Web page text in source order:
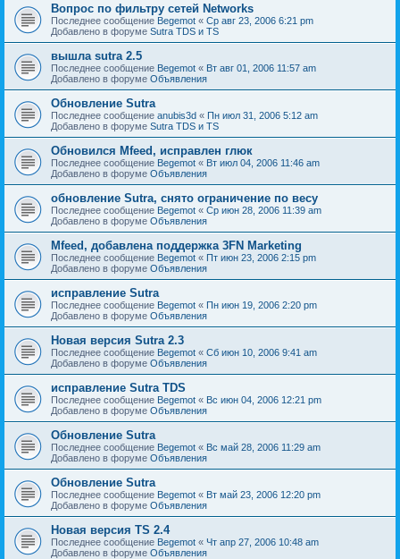
Вопрос по фильтру сетей Networks
Последнее сообщение Begemot « Ср авг 23, 2006 6:21 pm
Добавлено в форуме Sutra TDS и TS
вышла sutra 2.5
Последнее сообщение Begemot « Вт авг 01, 2006 11:57 am
Добавлено в форуме Объявления
Обновление Sutra
Последнее сообщение anubis3d « Пн июл 31, 2006 5:12 am
Добавлено в форуме Sutra TDS и TS
Обновился Mfeed, исправлен глюк
Последнее сообщение Begemot « Вт июл 04, 2006 11:46 am
Добавлено в форуме Объявления
обновление Sutra, снято ограничение по весу
Последнее сообщение Begemot « Ср июн 28, 2006 11:39 am
Добавлено в форуме Объявления
Mfeed, добавлена поддержка 3FN Marketing
Последнее сообщение Begemot « Пт июн 23, 2006 2:15 pm
Добавлено в форуме Объявления
исправление Sutra
Последнее сообщение Begemot « Пн июн 19, 2006 2:20 pm
Добавлено в форуме Объявления
Новая версия Sutra 2.3
Последнее сообщение Begemot « Сб июн 10, 2006 9:41 am
Добавлено в форуме Объявления
исправление Sutra TDS
Последнее сообщение Begemot « Вс июн 04, 2006 12:21 pm
Добавлено в форуме Объявления
Обновление Sutra
Последнее сообщение Begemot « Вс май 28, 2006 11:29 am
Добавлено в форуме Объявления
Обновление Sutra
Последнее сообщение Begemot « Вт май 23, 2006 12:20 pm
Добавлено в форуме Объявления
Новая версия TS 2.4
Последнее сообщение Begemot « Чт апр 27, 2006 10:48 am
Добавлено в форуме Объявления